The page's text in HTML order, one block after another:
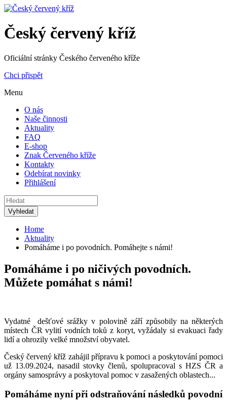
Český červený kříž
Oficiální stránky Českého červeného kříže
Chci přispět
Menu
O nás
Naše činnosti
Aktuality
FAQ
E-shop
Znak Červeného kříže
Kontakty
Odebírat novinky
Přihlášení
Home
Aktuality
Pomáháme i po povodních. Pomáhejte s námi!
Pomáháme i po ničivých povodních.
Můžete pomáhat s námi!
Vydatné dešťové srážky v polovině září způsobily na některých
místech ČR vylití vodních toků z koryt, vyžádaly si evakuaci řady
lidí a ohrozily velké množství obyvatel.
Český červený kříž zahájil přípravu k pomoci a poskytování pomoci
už 13.09.2024, nasadil stovky členů, spolupracoval s HZS ČR a
orgány samosprávy a poskytoval pomoc v zasažených oblastech...
Pomáháme nyní při odstraňování následků povodní